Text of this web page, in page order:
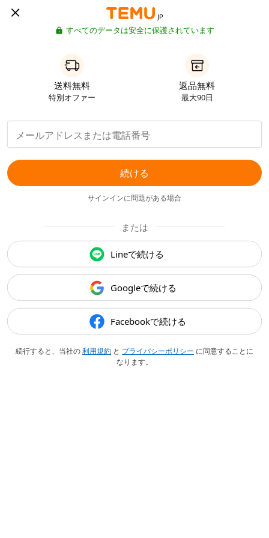
JP
すべてのデータは安全に保護されています
送料無料
特別オファー
返品無料
最大90日
続ける
サインインに問題がある場合
または
Lineで続ける
Googleで続ける
Facebookで続ける
続行すると、当社の利用規約 と プライバシーポリシー に同意することに
なります。